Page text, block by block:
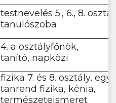
testnevelés 5., 6., 8.
tanulószoba
4. a osztályfőnök,
tanító, napközi
fizika 7. és 8. osztály,
tanrend fizika, kénia,
természeteismeret